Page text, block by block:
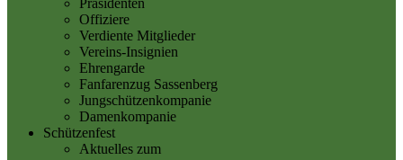
Präsidenten
Offiziere
Verdiente Mitglieder
Vereins-Insignien
Ehrengarde
Fanfarenzug Sassenberg
Jungschützenkompanie
Damenkompanie
Schützenfest
Aktuelles zum